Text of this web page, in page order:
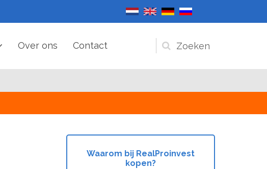
Zoekveld
Over ons Contact
Waarom bij RealProinvest
kopen?